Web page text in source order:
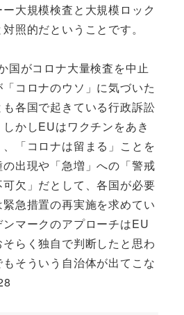
大規模検査と大規模ロック
照的だということです。
国がコロナ大量検査を中止
コロナのウソ」に気づいた
各国で起きている行政訴訟
かしEUはワクチンをあき
「コロナは留まる」ことを
出現や「急増」への「警戒
欠」だとして、各国が必要
急措置の再実施を求めてい
マークのアプローチはEU
らく独自で判断したと思わ
そういう自治体が出てこな